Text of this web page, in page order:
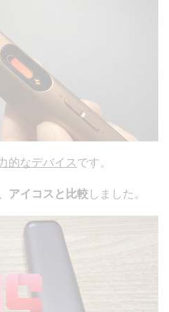
的なデバイス です。
アイコスと比較 しました。